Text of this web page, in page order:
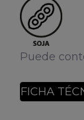
Puede
FICHA